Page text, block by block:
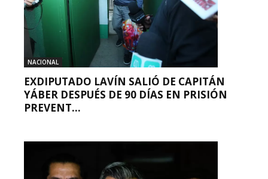
NACIONAL
EXDIPUTADO LAVÍN SALIÓ DE CAPITÁN
YÁBER DESPUÉS DE 90 DÍAS EN PRISIÓN
PREVENT...